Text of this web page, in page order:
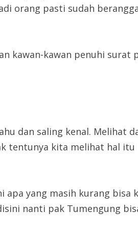
orang pasti sudah
kawan-kawan penuhi surat
dan saling kenal. Melihat
tentunya kita melihat hal itu
apa yang masih kurang bisa
nanti pak Tumengung